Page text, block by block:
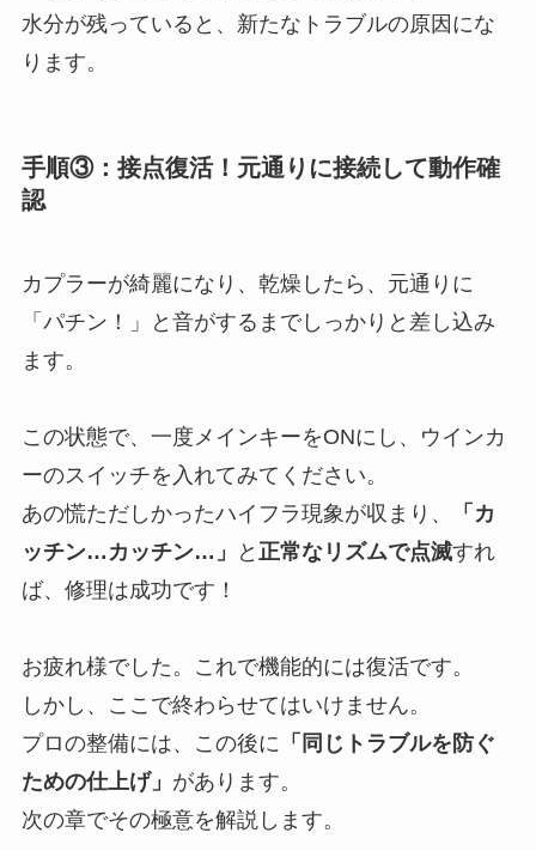
水分が残っていると、新たなトラブルの原因にな
ります。
手順③：接点復活！元通りに接続して動作確
認
カプラーが綺麗になり、乾燥したら、元通りに
「パチン！」と音がするまでしっかりと差し込み
ます。
この状態で、一度メインキーをONにし、ウインカ
ーのスイッチを入れてみてください。
あの慌ただしかったハイフラ現象が収まり、
「カ
ッチン…カッチン…」
と 正常なリズムで点滅すれ
ば、修理は成功です！
お疲れ様でした。これで機能的には復活です。
しかし、ここで終わらせてはいけません。
プロの整備には、この後に 「同じトラブルを防ぐ
ための仕上げ」 があります。
次の章でその極意を解説します。